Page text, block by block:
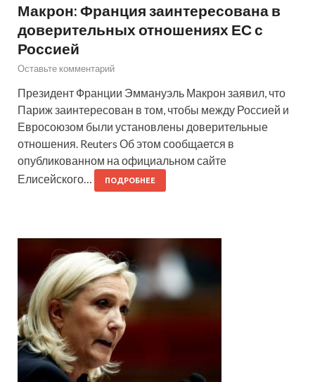
Макрон: Франция заинтересована в
доверительных отношениях ЕС с
Россией
Оставьте комментарий
Президент Франции Эммануэль Макрон заявил, что
Париж заинтересован в том, чтобы между Россией и
Евросоюзом были установлены доверительные
отношения. Reuters Об этом сообщается в
опубликованном на официальном сайте
Елисейского…
ПОДРОБНЕЕ